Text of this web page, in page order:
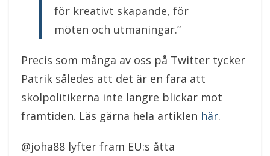
för kreativt skapande, för
möten och utmaningar.”
Precis som många av oss på Twitter tycker
Patrik således att det är en fara att
skolpolitikerna inte längre blickar mot
framtiden. Läs gärna hela artiklen här.
@joha88 lyfter fram EU:s åtta